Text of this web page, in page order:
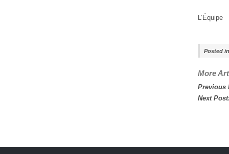
L’Équipe
Posted
More
Previous
Next